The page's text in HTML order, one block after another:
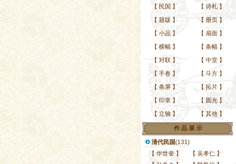
【 民国 】 【 诗札 】
【 题跋 】 【 册页 】
【 小品 】 【 扇面 】
【 横幅 】 【 条幅 】
【 对联 】 【 中堂 】
【 手卷 】 【 斗方 】
【 条屏 】 【 拓片 】
【 印章 】 【 圆光 】
【 立轴 】 【 其他 】
作 品 展 示
清代民国(131)
【 华世奎 】 【 吴孝仁 】